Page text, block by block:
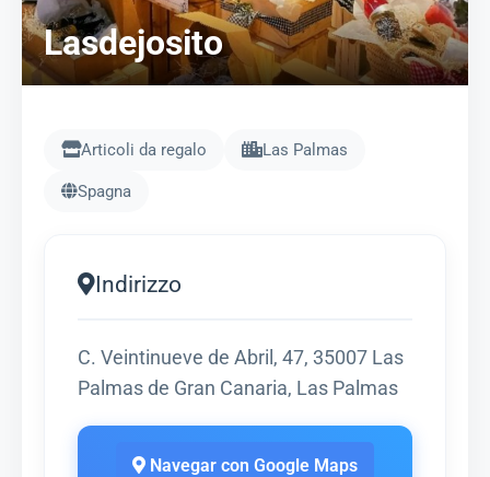
Lasdejosito
Articoli da regalo Las Palmas
Spagna
Indirizzo
C. Veintinueve de Abril, 47, 35007 Las
Palmas de Gran Canaria, Las Palmas
Navegar con Google Maps